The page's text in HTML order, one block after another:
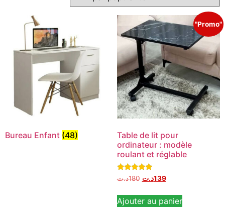
Bureau Enfant (48)
"Promo"
Table de lit pour
ordinateur : modèle
roulant et réglable
Note
5.00
180د.ت 139د.ت
Ajouter au panier